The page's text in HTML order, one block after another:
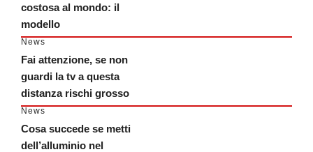
costosa al mondo: il
modello
News
Fai attenzione, se non
guardi la tv a questa
distanza rischi grosso
News
Cosa succede se metti
dell’alluminio nel